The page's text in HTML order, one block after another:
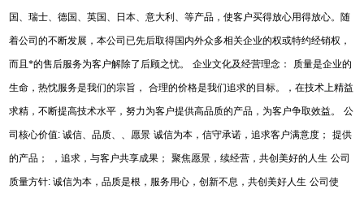
国、瑞士、德国、英国、日本、意大利、等产品，使客户买得放心用得放心。随
着公司的不断发展，本公司已先后取得国内外众多相关企业的权或特约经销权，
而且*的售后服务为客户解除了后顾之忧。 企业文化及经营理念： 质量是企业的
生命，热忱服务是我们的宗旨， 合理的价格是我们追求的目标。，在技术上精益
求精，不断提高技术水平，努力为客户提供高品质的产品，为客户争取效益。 公
司核心价值:诚信、品质、、愿景 诚信为本，信守承诺，追求客户满意度； 提供
的产品； ，追求，与客户共享成果； 聚焦愿景，续经营，共创美好的人生 公司
质量方针:诚信为本，品质是根，服务用心，创新不息，共创美好人生 公司使